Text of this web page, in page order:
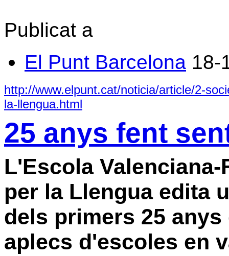
Publicat a
El Punt Barcelona 18-
http://www.elpunt.cat/noticia/article/2-
la-llengua.html
25 anys fent
L'Escola
per la Llengua edita
dels primers 25
aplecs d'escoles en